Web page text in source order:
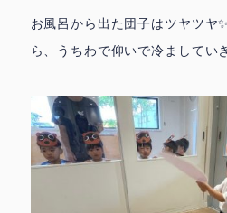
お風呂から出た団子はツヤツヤ
ら、うちわで仰いで冷ましてい